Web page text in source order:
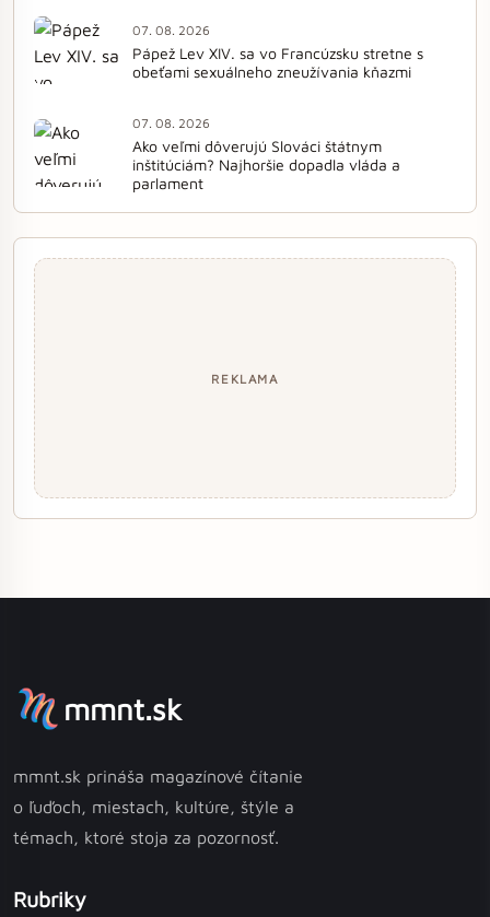
07. 08. 2026
Pápež Lev XIV. sa vo Francúzsku stretne s
obeťami sexuálneho zneužívania kňazmi
07. 08. 2026
Ako veľmi dôverujú Slováci štátnym
inštitúciám? Najhoršie dopadla vláda a
parlament
REKLAMA
mmnt.sk
mmnt.sk prináša magazínové čítanie
o ľuďoch, miestach, kultúre, štýle a
témach, ktoré stoja za pozornosť.
Rubriky